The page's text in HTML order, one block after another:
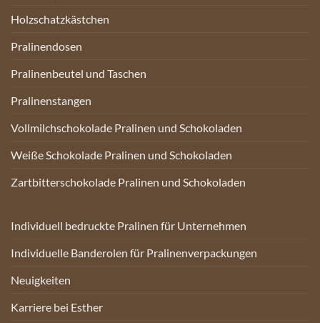
Holzschatzkästchen
Pralinendosen
Pralinenbeutel und Taschen
Pralinenstangen
Vollmilchschokolade Pralinen und Schokoladen
Weiße Schokolade Pralinen und Schokoladen
Zartbitterschokolade Pralinen und Schokoladen
Individuell bedruckte Pralinen für Unternehmen
Individuelle Banderolen für Pralinenverpackungen
Neuigkeiten
Karriere bei Esther